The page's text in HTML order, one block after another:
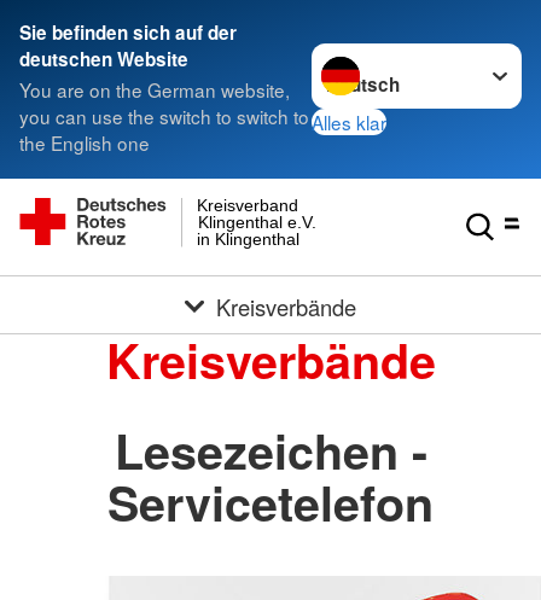
Sie befinden sich auf der
deutschen Website
You are on the German website,
you can use the switch to switch to
the English one
Sprache wechseln zu
Alles klar
in Klingenthal
Klingenthal e.V.
Kreisverband
Kreisverbände
Kreisverbände
Lesezeichen -
Servicetelefon